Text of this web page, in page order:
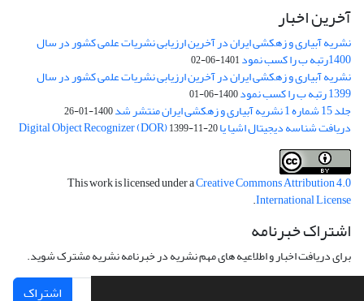
آخرین اخبار
نشریه آبیاری و زهکشی ایران در آخرین ارزیابی نشریات علمی کشور در سال
1400رتبه ب را کسب نمود 1401-06-02
نشریه آبیاری و زهکشی ایران در آخرین ارزیابی نشریات علمی کشور در سال
1399 رتبه ب را کسب نمود 1400-06-01
جلد 15 شماره 1 نشریه آبیاری و زهکشی ایران منتشر شد 1400-01-26
دریافت شناسه دیجیتال اشیا یا Digital Object Recognizer (DOR)1399-11-20
This work is licensed under aCreative Commons Attribution 4.0
International License
.
اشتراک خبرنامه
برای دریافت اخبار و اطلاعیه های مهم نشریه در خبرنامه نشریه مشترک شوید.
اشتراک